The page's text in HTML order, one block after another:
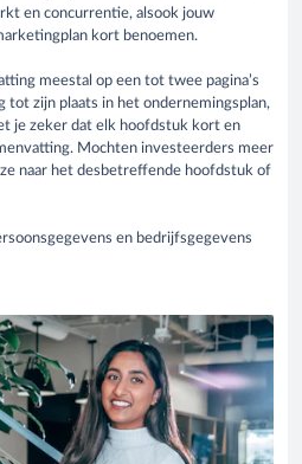
en concurrentie, alsook jouw
kort benoemen.
meestal op een tot twee pagina’s
tot zijn plaats in het ondernemingsplan,
je zeker dat elk hoofdstuk kort en
Mochten investeerders meer
naar het desbetreffende hoofdstuk of
en bedrijfsgegevens